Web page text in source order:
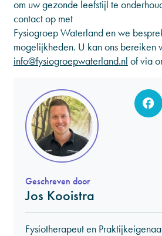
om uw gezonde leefstijl te
contact op met
Fysiogroep Waterland en we
mogelijkheden. U kan ons bereiken
info@fysiogroepwaterland.nl of via
Geschreven door
Jos Kooistra
Fysiotherapeut en